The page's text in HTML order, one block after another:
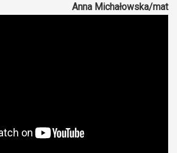
Anna Michałowska/mat